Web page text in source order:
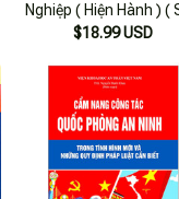
Nghiệp ( Hiện Hành ) (
Đổi, Bổ Sung Năm
$18.99 USD